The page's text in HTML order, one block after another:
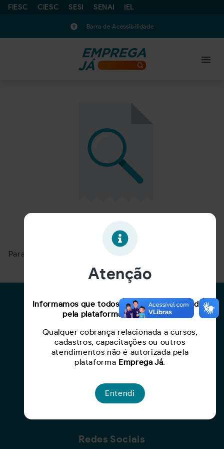
FIESC CIESC SESI SENAI IEL
Barra de Acessibilidade
Oportunidade expirada!
Para ver mais, acesse a páginaBuscar Oportunidades.
Para Candidatos
Cadastro de Currículo
Capacite-se
Criar Oportunidade
Redes Sociais
Atenção
Informamos que todos os serviços oferecidos
pela plataforma são gratuitos.
Qualquer cobrança relacionada a cursos,
cadastros, capacitações ou outros
atendimentos não é autorizada pela
plataforma Emprega Já.
Entendi